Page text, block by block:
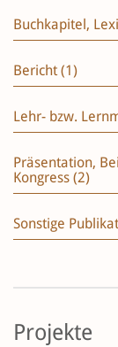
Buchkapitel,
Bericht (1)
Lehr- bzw.
Präsentation,
Kongress (2)
Sonstige
Projekte